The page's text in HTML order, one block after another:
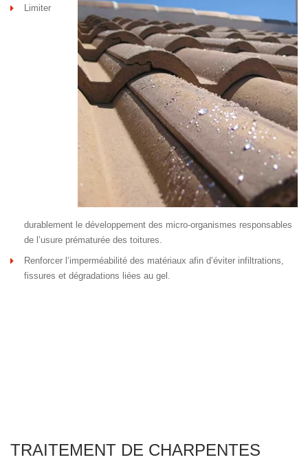
Limiter
durablement le développement des micro-organismes responsables
de l’usure prématurée des toitures.
Renforcer l’imperméabilité des matériaux afin d’éviter infiltrations,
fissures et dégradations liées au gel.
TRAITEMENT DE CHARPENTES